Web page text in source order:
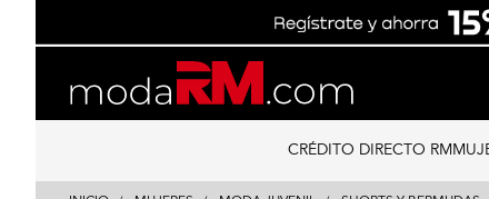
content
navigation
CRÉDITO DIRECTO RM